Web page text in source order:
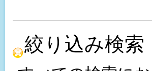
絞り込み検索